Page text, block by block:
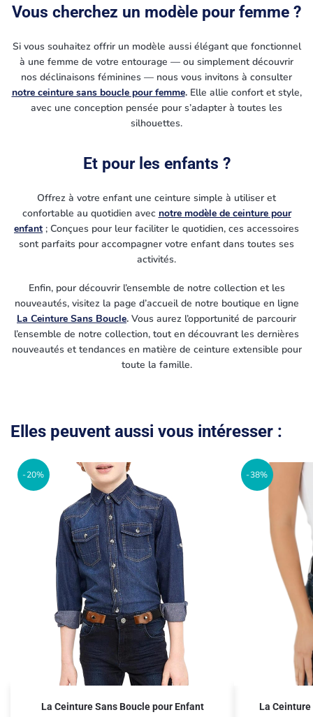
Vous cherchez un modèle pour femme ?
Si vous souhaitez offrir un modèle aussi élégant que fonctionnel
à une femme de votre entourage — ou simplement découvrir
nos déclinaisons féminines — nous vous invitons à consulter
notre ceinture sans boucle pour femme.Elle allie confort et style,
avec une conception pensée pour s’adapter à toutes les
silhouettes.
Et pour les enfants ?
Offrez à votre enfant une ceinture simple à utiliser et
confortable au quotidien avec notre modèle de ceinture pour
enfant ; Conçues pour leur faciliter le quotidien, ces accessoires
sont parfaits pour accompagner votre enfant dans toutes ses
activités.
Enfin, pour découvrir l’ensemble de notre collection et les
nouveautés, visitez la page d’accueil de notre boutique en ligne
La Ceinture Sans Boucle. Vous aurez l’opportunité de parcourir
l’ensemble de notre collection, tout en découvrant les dernières
nouveautés et tendances en matière de ceinture extensible pour
toute la famille.
Elles peuvent aussi vous intéresser :
-20%
La Ceinture Sans Boucle pour Enfant
-38%
La Ceinture